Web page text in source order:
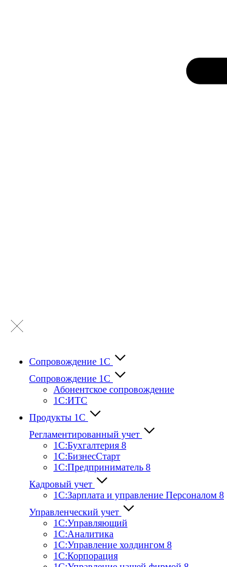
Сопровождение 1С
Сопровождение 1С
Абонентское сопровождение
1С:ИТС
Продукты 1С
Регламентированный учет
1C:Бухгалтерия 8
1С:БизнесСтарт
1C:Предприниматель 8
Кадровый учет
1С:Зарплата и управление Персона­лом 8
Управленческий учет
1С:Управляющий
1С:Аналитика
1С:Управление холдингом 8
1С:Корпорация